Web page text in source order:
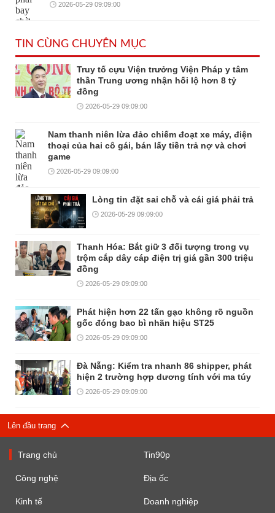
2026-05-29 09:09:00
TIN CÙNG CHUYÊN MỤC
Truy tố cựu Viện trưởng Viện Pháp y tâm
thần Trung ương nhận hối lộ hơn 8 tỷ
đồng
2026-05-29 09:09:00
Nam thanh niên lừa đảo chiếm đoạt xe máy, điện
thoại của hai cô gái, bán lấy tiền trả nợ và chơi
game
2026-05-29 09:09:00
Lòng tin đặt sai chỗ và cái giá phải trả
2026-05-29 09:09:00
Thanh Hóa: Bắt giữ 3 đối tượng trong vụ
trộm cắp dây cáp điện trị giá gần 300 triệu
đồng
2026-05-29 09:09:00
Phát hiện hơn 22 tấn gạo không rõ nguồn
gốc đóng bao bì nhãn hiệu ST25
2026-05-29 09:09:00
Đà Nẵng: Kiểm tra nhanh 86 shipper, phát
hiện 2 trường hợp dương tính với ma túy
2026-05-29 09:09:00
Lên đầu trang
Trang chủ Tin90p
Công nghệ Địa ốc
Kinh tế Doanh nghiệp